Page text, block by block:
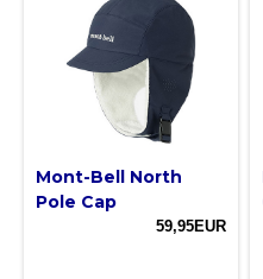
Mont-Bell North
Pole Cap
59,95EUR